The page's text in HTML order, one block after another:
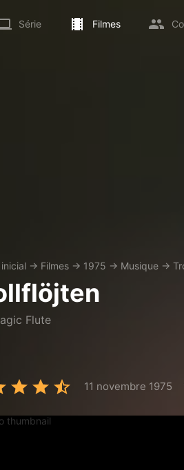
Série Filmes
→ Filmes → 1975 → Musique →
Flute
11 novembre 1975